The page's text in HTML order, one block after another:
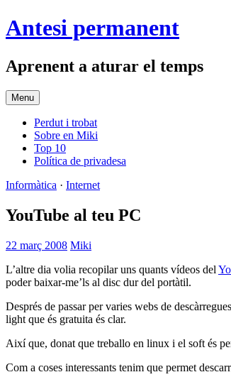
Skip
to
Antesi permanent
Aprenent a aturar el temps
Menu
Perdut i trobat
Sobre en Miki
Top 10
Política de privadesa
Informàtica · Internet
YouTube al teu PC
22 març 2008 Miki
L’altre dia volia recopilar uns quants vídeos del
poder baixar-me’ls al disc dur del portàtil.
Després de passar per varies webs de
light que és gratuita és clar.
Així que, donat que treballo en linux i el soft és
Com a coses interessants tenim que permet